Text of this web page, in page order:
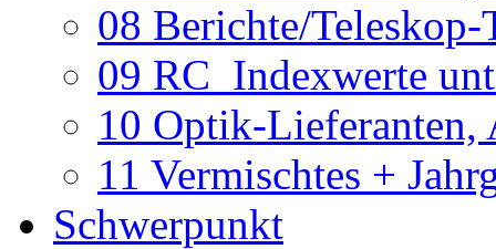
08 Berichte/
09 RC_Indexwerte
10 Optik-Lieferanten,
11 Vermischtes +
Schwerpunkt